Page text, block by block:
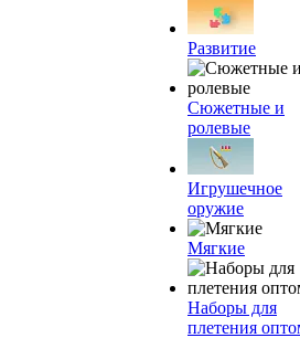
Развитие
Сюжетные и
ролевые
Игрушечное
оружие
Мягкие
Наборы для
плетения